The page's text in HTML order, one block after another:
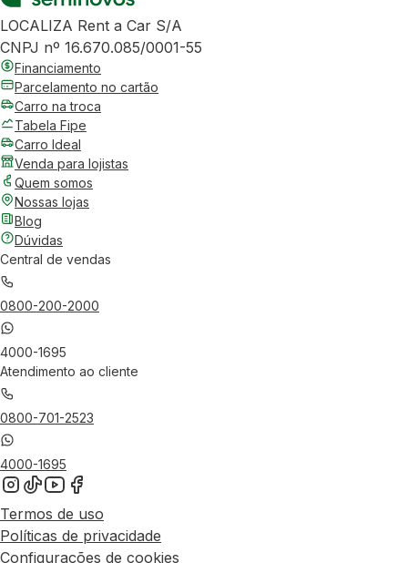
LOCALIZA Rent a Car S/A
CNPJ nº 16.670.085/0001-55
Financiamento
Parcelamento no cartão
Carro na troca
Tabela Fipe
Carro Ideal
Venda para lojistas
Quem somos
Nossas lojas
Blog
Dúvidas
Central de vendas
0800-200-2000
4000-1695
Atendimento ao cliente
0800-701-2523
4000-1695
Termos de uso
Políticas de privacidade
Configurações de cookies